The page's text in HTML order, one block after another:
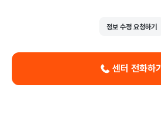
정보 수정 요청하기
센터 전화하기